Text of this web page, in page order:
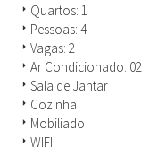
arrow_right Quartos: 1
arrow_right Pessoas: 4
arrow_right Vagas: 2
arrow_right Ar Condicionado: 02
arrow_right Sala de Jantar
arrow_right Cozinha
arrow_right Mobiliado
arrow_right WIFI